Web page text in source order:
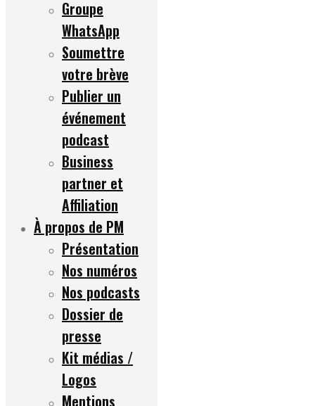
Groupe
WhatsApp
Soumettre
votre brève
Publier un
événement
podcast
Business
partner et
Affiliation
À propos de PM
Présentation
Nos numéros
Nos podcasts
Dossier de
presse
Kit médias /
Logos
Mentions